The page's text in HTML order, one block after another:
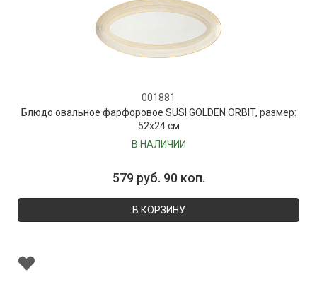
001881
Блюдо овальное фарфоровое SUSI GOLDEN ORBIT, размер:
52х24 см
В НАЛИЧИИ
579 руб. 90 коп.
В КОРЗИНУ